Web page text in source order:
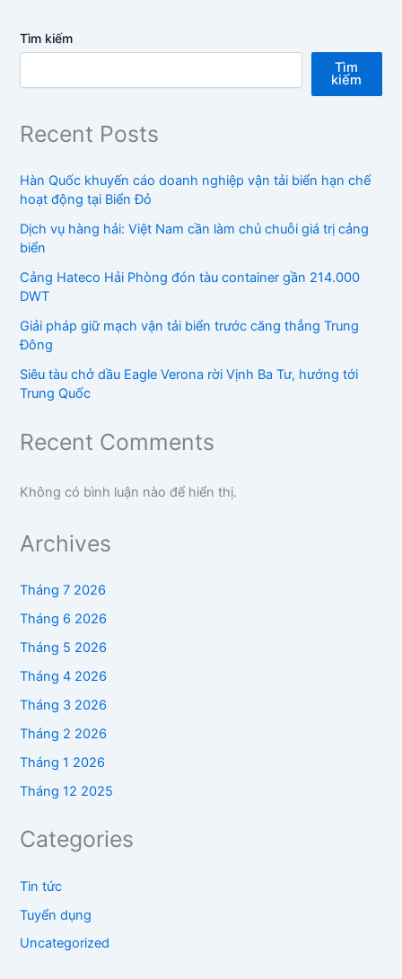
Tìm kiếm
Tìm
kiếm
Recent Posts
Hàn Quốc khuyến cáo doanh nghiệp vận tải biển hạn chế
hoạt động tại Biển Đỏ
Dịch vụ hàng hải: Việt Nam cần làm chủ chuỗi giá trị cảng
biển
Cảng Hateco Hải Phòng đón tàu container gần 214.000
DWT
Giải pháp giữ mạch vận tải biển trước căng thẳng Trung
Đông
Siêu tàu chở dầu Eagle Verona rời Vịnh Ba Tư, hướng tới
Trung Quốc
Recent Comments
Không có bình luận nào để hiển thị.
Archives
Tháng 7 2026
Tháng 6 2026
Tháng 5 2026
Tháng 4 2026
Tháng 3 2026
Tháng 2 2026
Tháng 1 2026
Tháng 12 2025
Categories
Tin tức
Tuyển dụng
Uncategorized